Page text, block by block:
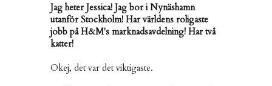
Jag heter Jessica! Jag bor i Nynäshamn
utanför Stockholm! Har världens roligaste
jobb på H&M's marknadsavdelning! Har två
katter!
Okej, det var det viktigaste.